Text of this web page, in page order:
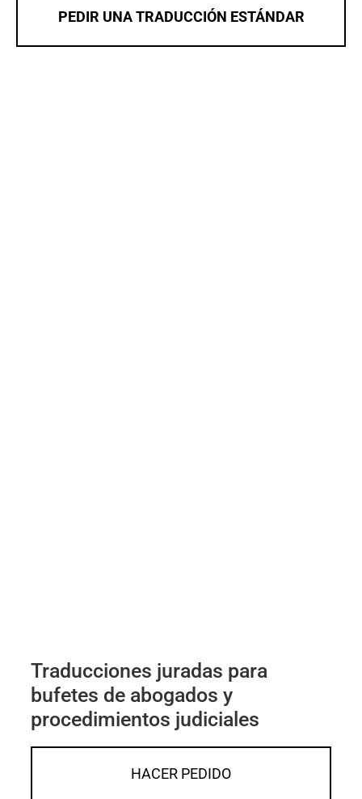
PEDIR UNA TRADUCCIÓN ESTÁNDAR
Traducciones juradas para
bufetes de abogados y
procedimientos judiciales
HACER PEDIDO